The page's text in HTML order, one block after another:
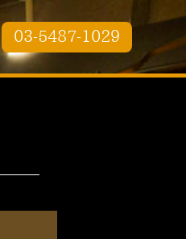
03-5487-1029